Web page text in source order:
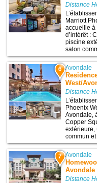
Distance
Marriott
accueille à
d’intérêt :
piscine
salon
6 Avondale
West/
Distance
Phoenix
Avondale,
Copper
extérieure,
commun et
7 Avondale
Avondale
Distance